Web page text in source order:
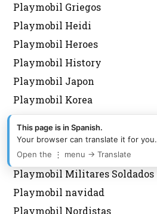
Playmobil Griegos
Playmobil Heidi
Playmobil Heroes
Playmobil History
Playmobil Japon
Playmobil Korea
Playmobil Magic
Playmobil medieval
Playmobil Mexico Aurimat
Playmobil Militares Soldados
Playmobil navidad
Playmobil Nordistas
This page is in Spanish.
Your browser can translate it for you.
Open the ⋮ menu → Translate